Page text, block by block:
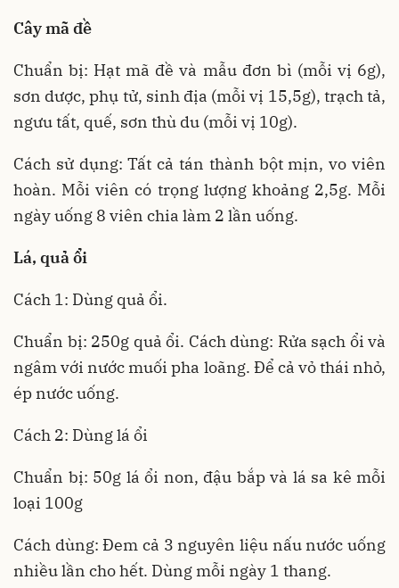
Cây mã đề
Chuẩn bị: Hạt mã đề và mẫu đơn bì (mỗi vị 6g),
sơn dược, phụ tử, sinh địa (mỗi vị 15,5g), trạch tả,
ngưu tất, quế, sơn thù du (mỗi vị 10g).
Cách sử dụng: Tất cả tán thành bột mịn, vo viên
hoàn. Mỗi viên có trọng lượng khoảng 2,5g. Mỗi
ngày uống 8 viên chia làm 2 lần uống.
Lá, quả ổi
Cách 1: Dùng quả ổi.
Chuẩn bị: 250g quả ổi. Cách dùng: Rửa sạch ổi và
ngâm với nước muối pha loãng. Để cả vỏ thái nhỏ,
ép nước uống.
Cách 2: Dùng lá ổi
Chuẩn bị: 50g lá ổi non, đậu bắp và lá sa kê mỗi
loại 100g
Cách dùng: Đem cả 3 nguyên liệu nấu nước uống
nhiều lần cho hết. Dùng mỗi ngày 1 thang.